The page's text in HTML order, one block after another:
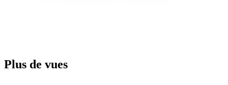
Plus de vues